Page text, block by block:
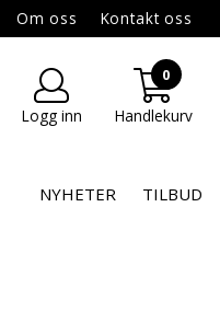
Om oss Kontakt oss
Logg inn
0
Handlekurv
NYHETER TILBUD